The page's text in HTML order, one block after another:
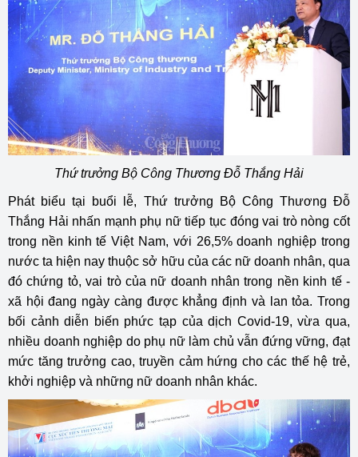
Thứ trưởng Bộ Công Thương Đỗ Thắng Hải
Phát biểu tại buổi lễ, Thứ trưởng Bộ Công Thương Đỗ
Thắng Hải nhấn mạnh phụ nữ tiếp tục đóng vai trò nòng cốt
trong nền kinh tế Việt Nam, với 26,5% doanh nghiệp trong
nước ta hiện nay thuộc sở hữu của các nữ doanh nhân, qua
đó chứng tỏ, vai trò của nữ doanh nhân trong nền kinh tế -
xã hội đang ngày càng được khẳng định và lan tỏa. Trong
bối cảnh diễn biến phức tạp của dịch Covid-19, vừa qua,
nhiều doanh nghiệp do phụ nữ làm chủ vẫn đứng vững, đạt
mức tăng trưởng cao, truyền cảm hứng cho các thế hệ trẻ,
khởi nghiệp và những nữ doanh nhân khác.